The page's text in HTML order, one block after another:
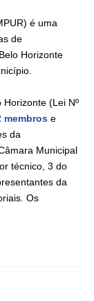
é uma
de
Horizonte
(Lei Nº
membros e
da
Municipal
técnico, 3 do
da
Os